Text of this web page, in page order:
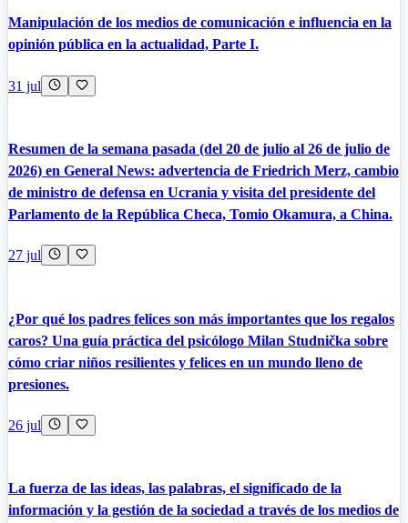
Manipulación de los medios de comunicación e influencia en la
opinión pública en la actualidad, Parte I.
31 jul
Resumen de la semana pasada (del 20 de julio al 26 de julio de
2026) en General News: advertencia de Friedrich Merz, cambio
de ministro de defensa en Ucrania y visita del presidente del
Parlamento de la República Checa, Tomio Okamura, a China.
27 jul
¿Por qué los padres felices son más importantes que los regalos
caros? Una guía práctica del psicólogo Milan Studnička sobre
cómo criar niños resilientes y felices en un mundo lleno de
presiones.
26 jul
La fuerza de las ideas, las palabras, el significado de la
información y la gestión de la sociedad a través de los medios de